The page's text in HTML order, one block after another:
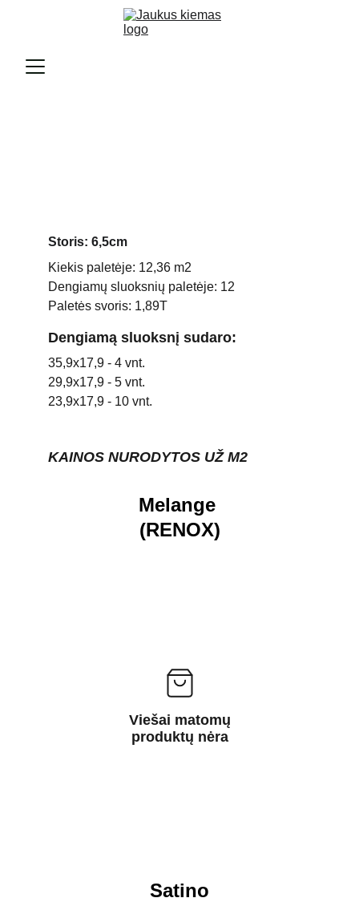
Storis: 6,5cm
Kiekis paletėje: 12,36 m2
Dengiamų sluoksnių paletėje: 12
Paletės svoris: 1,89T
Dengiamą sluoksnį sudaro:
35,9x17,9 - 4 vnt.
29,9x17,9 - 5 vnt.
23,9x17,9 - 10 vnt.
KAINOS NURODYTOS UŽ M2
Melange
(RENOX)
Viešai matomų
produktų nėra
Satino